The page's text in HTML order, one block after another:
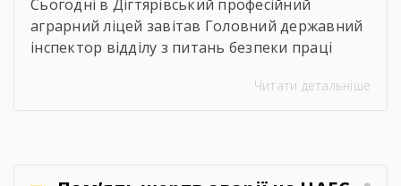
Сьогодні в Дігтярівський професійний
аграрний ліцей завітав Головний державний
інспектор відділу з питань безпеки праці
Чернігівській області ЦентральногоЧитати детальніше